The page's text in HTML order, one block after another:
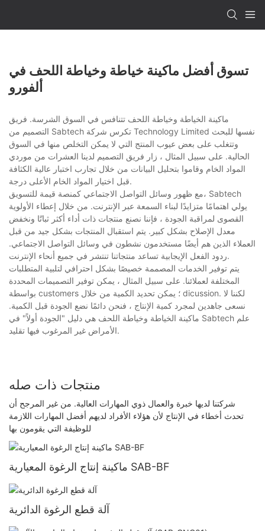
تسوق أفضل ماكينة خياطة وخياطة اللحف في
ألفورو
ماكينة الخياطة وخياطة اللحف تتنافس في السوق الشرسة. فريق
التصميم من Sabtech تكرس شركة Technology Limited نفسها للبحث
وتتغلب على بعض عيوب المنتج التي لا يمكن التخلص منها في السوق
الحالية. على سبيل المثال ، زار فريق التصميم لدينا العشرات من موردي
المواد الخام وقاموا بتحليل البيانات من خلال تجارب اختبار عالية الكثافة
قبل اختيار المواد الخام الأعلى درجة.
مع ظهور وسائل التواصل الاجتماعي كمنصة قيمة للتسويق، Sabtech
يولي اهتمامًا متزايدًا لبناء السمعة عبر الإنترنت. من خلال إعطاء الأولوية
القصوى لمراقبة الجودة ، فإننا نصنع منتجات ذات أداء أكثر ثباتًا ونخفض
معدل الإصلاح بشكل كبير. يتم استقبال المنتجات بشكل جيد من قبل
العملاء الذين هم أيضًا مستخدمون نشطون في وسائل التواصل الاجتماعي.
ردود الفعل الإيجابية تساعد منتجاتنا تنتشر في جميع أنحاء الإنترنت.
يتم توفير الخدمات المصممة خصيصًا بشكل احترافي لتلبية المتطلبات
المختلفة لعملائنا. على سبيل المثال ، يمكن توفير التصميمات المحددة
بواسطة customers ؛ يمكن تحديد الكمية من خلال dicussion. لكننا لا
نسعى جاهدين لمجرد كمية الإنتاج ، فنحن دائمًا نضع الجودة قبل الكمية.
ماكينة الخياطة وخياطة اللحف هي دليل "الجودة أولاً" في Sabtech علم
الأمراض غير المرغوب فيها تقليد.
منتجات ذات صله
شركتنا لديها خبرة والعمال ذوي المهارات العالية. من غير المرجح أن
تحدث أخطاء في الإنتاج لأن هؤلاء الأفراد لديهم أفضل المهارات اللازمة
للوظيفة التي يقومون بها
ماكينة إنتاج الرغوة المعيارية SAB-BF
آلة قطع الرغوة الدائرية